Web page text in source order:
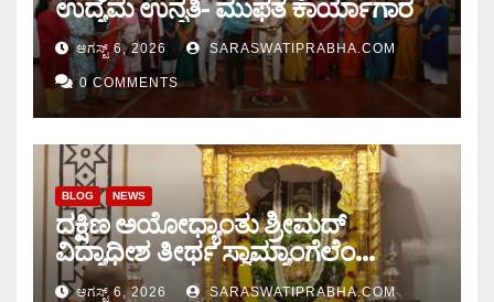
ಉದ್ಯಮ ಉನ್ನತಿ- ಮುಫತ ಕಾರ್ಯಾಗಾರ
ಆಗಸ್ಟ್ 6, 2026 SARASWATIPRABHA.COM
0 COMMENTS
BLOG NEWS
ದಕ್ಷಿಣ ಅಯೋಧ್ಯಾಂತು ಶ್ರೀಮದ್
ವಿದ್ಯಾಧೀಶ ತೀರ್ಥ ಸ್ವಾಮ್ಯಾಂಗೆಲೆಂ
ಚಾತುರ್ಮಾಸ ಆರಂಭ
ಆಗಸ್ಟ್ 6, 2026 SARASWATIPRABHA.COM